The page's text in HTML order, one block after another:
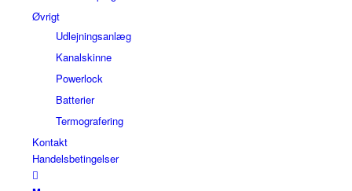
Øvrigt
Udlejningsanlæg
Kanalskinne
Powerlock
Batterier
Termografering
Kontakt
Handelsbetingelser